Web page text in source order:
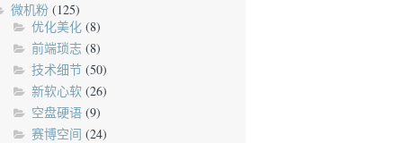
微机粉(125)
优化美化(8)
前端琐志(8)
技术细节(50)
新软心软(26)
空盘硬语(9)
赛博空间 (24)